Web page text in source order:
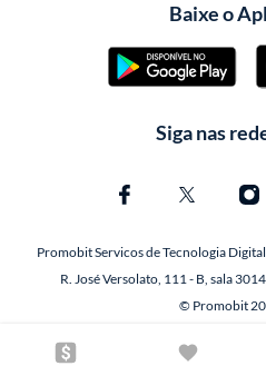
Baixe o
Siga nas
Promobit Servicos de Tecnologia
R. José Versolato, 111 - B, sala
© Promobit